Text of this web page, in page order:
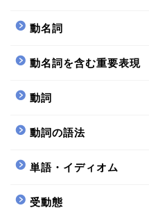
動名詞
動名詞を含む重要表現
動詞
動詞の語法
単語・イディオム
受動態